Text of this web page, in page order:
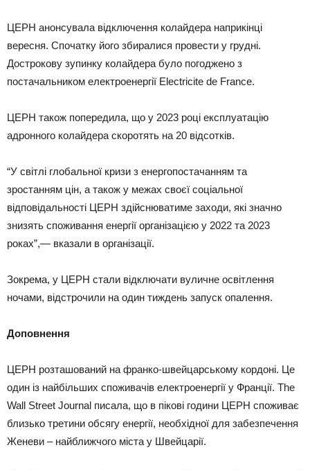
ЦЕРН анонсувала відключення колайдера наприкінці
вересня. Спочатку його збиралися провести у грудні.
Дострокову зупинку колайдера було погоджено з
постачальником електроенергії Electricite de France.
ЦЕРН також попередила, що у 2023 році експлуатацію
адронного колайдера скоротять на 20 відсотків.
“У світлі глобальної кризи з енергопостачанням та
зростанням цін, а також у межах своєї соціальної
відповідальності ЦЕРН здійснюватиме заходи, які значно
знизять споживання енергії організацією у 2022 та 2023
роках”,— вказали в організації.
Зокрема, у ЦЕРН стали відключати вуличне освітлення
ночами, відстрочили на один тиждень запуск опалення.
Доповнення
ЦЕРН розташований на франко-швейцарському кордоні. Це
один із найбільших споживачів електроенергії у Франції. The
Wall Street Journal писала, що в пікові години ЦЕРН споживає
близько третини обсягу енергії, необхідної для забезпечення
Женеви – найближчого міста у Швейцарії.